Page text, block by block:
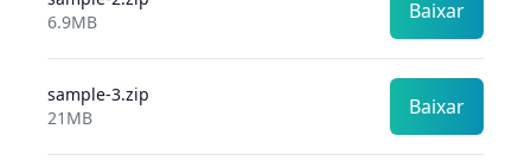
6.9MB
Baixar
sample-3.zip
21MB
Baixar